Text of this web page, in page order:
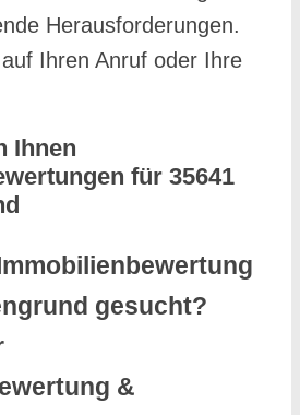
Herausforderungen.
Ihren Anruf oder Ihre
Ihnen
für 35641
gesucht?
&